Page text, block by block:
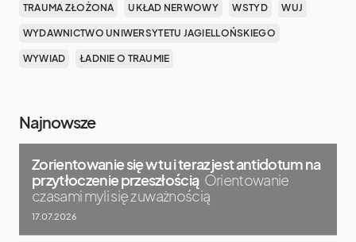
TRAUMA ZŁOŻONA UKŁAD NERWOWY WSTYD WUJ
WYDAWNICTWO UNIWERSYTETU JAGIELLOŃSKIEGO
WYWIAD ŁADNIE O TRAUMIE
Najnowsze
Zorientowanie się w tu i teraz jest antidotum na
przytłoczenie przeszłością Orientowanie
czasami myli się z uważnością
17.07.2026